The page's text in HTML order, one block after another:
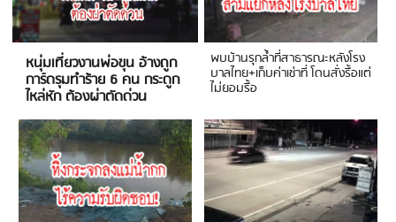
หนุ่มเที่ยวงานพ่อขุน อ้างถูก
การ์ดรุมทำร้าย 6 คน กระดูก
ไหล่หัก ต้องผ่าตัดด่วน
พบบ้านรุกล้ำที่สาธารณะหลังโรง
บาลไทย+เก็บค่าเช่าที่ โดนสั่งรื้อแต่
ไม่ยอมรื้อ